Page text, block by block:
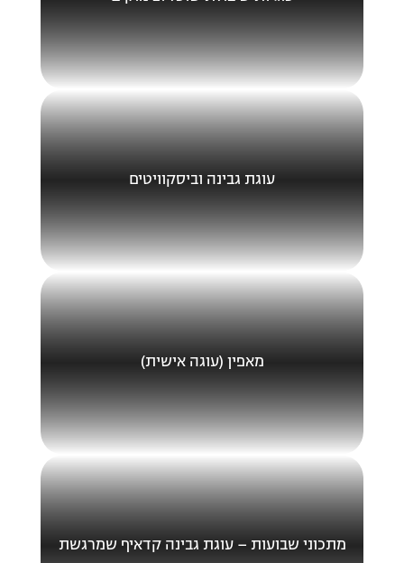
עוגת גבינה וביסקוויטים
מאפין (עוגה אישית)
מתכוני שבועות – עוגת גבינה קדאיף שמרגשת